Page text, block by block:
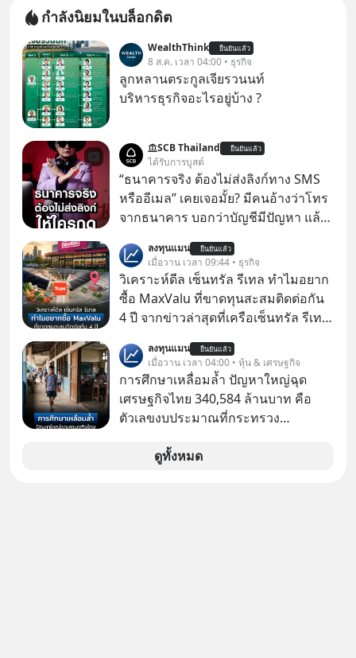
กำลังนิยมในบล็อกดิต
WealthThink ยืนยันแล้ว
8 ส.ค. เวลา 04:00 • ธุรกิจ
ลูกหลานตระกูลเจียรวนนท์
บริหารธุรกิจอะไรอยู่บ้าง ?
SCB Thailand ยืนยันแล้ว
ได้รับการบูสต์
“ธนาคารจริง ต้องไม่ส่งลิงก์ทาง SMS
หรืออีเมล” เคยเจอมั้ย? มีคนอ้างว่าโทร
จากธนาคาร บอกว่าบัญชีมีปัญหา แล้ว
ทันที มาฟัง “ป้าเก๋าเล่ากลโกง” เพื่อรู้ทัน
มุกหลอกลวงในคราบความน่าเชื่อถือ
กันค่ะ #แก้เกมกลโกง #ป้าเก๋าเล่ากล
โกง #LivesSustainably #อยู่อย่าง
ยั่งยืน #CyberSecurity #ป้าเก๋า
#FraudEducation #FinancialLiteracy
#DigitalBankWithHumanTouch
ลงทุนแมน ยืนยันแล้ว
เมื่อวาน เวลา 09:44 • ธุรกิจ
วิเคราะห์ดีล เซ็นทรัล รีเทล ทำไมอยาก
ซื้อ MaxValu ที่ขาดทุนสะสมติดต่อกัน
4 ปี จากข่าวล่าสุดที่เครือเซ็นทรัล รีเทล
เปอร์มาร์เก็ต MaxValu ในประเทศไทย
ที่มีอยู่ทั้งหมด 30 สาขา และจะเปลี่ยน
MaxValu เป็นแบรนด์ Tops ทั้งหมด
ลงทุนแมน ยืนยันแล้ว
เมื่อวาน เวลา 04:00 • หุ้น & เศรษฐกิจ
การศึกษาเหลื่อมล้ำ ปัญหาใหญ่ฉุด
เศรษฐกิจไทย 340,584 ล้านบาท คือ
ตัวเลขงบประมาณที่กระทรวง
รายจ่ายประจำปี 2568 ซึ่งมากที่สุดเป็น
ดูทั้งหมด